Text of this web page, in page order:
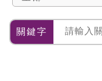
關鍵字